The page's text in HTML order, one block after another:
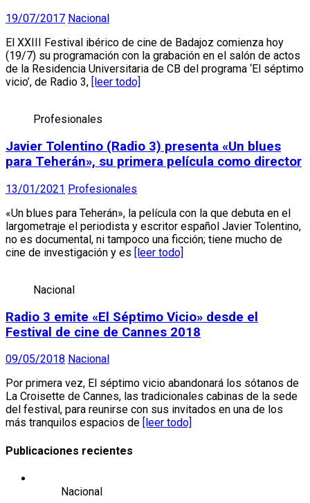
19/07/2017 Nacional
El XXIII Festival ibérico de cine de Badajoz comienza hoy
(19/7) su programación con la grabación en el salón de actos
de la Residencia Universitaria de CB del programa ‘El séptimo
vicio’, de Radio 3,
[leer todo]
Profesionales
Javier Tolentino (Radio 3) presenta «Un blues
para Teherán», su primera película como director
13/01/2021 Profesionales
«Un blues para Teherán», la película con la que debuta en el
largometraje el periodista y escritor español Javier Tolentino,
no es documental, ni tampoco una ficción; tiene mucho de
cine de investigación y es [leer todo]
Nacional
Radio 3 emite «El Séptimo Vicio» desde el
Festival de cine de Cannes 2018
09/05/2018 Nacional
Por primera vez, El séptimo vicio abandonará los sótanos de
La Croisette de Cannes, las tradicionales cabinas de la sede
del festival, para reunirse con sus invitados en una de los
más tranquilos espacios de
[leer todo]
Publicaciones recientes
Nacional